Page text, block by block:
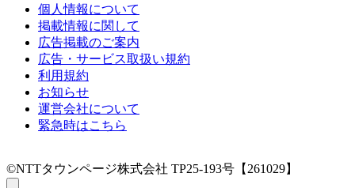
個人情報について
掲載情報に関して
広告掲載のご案内
広告・サービス取扱い規約
利用規約
お知らせ
運営会社について
緊急時はこちら
©NTTタウンページ株式会社 TP25-193号【261029】